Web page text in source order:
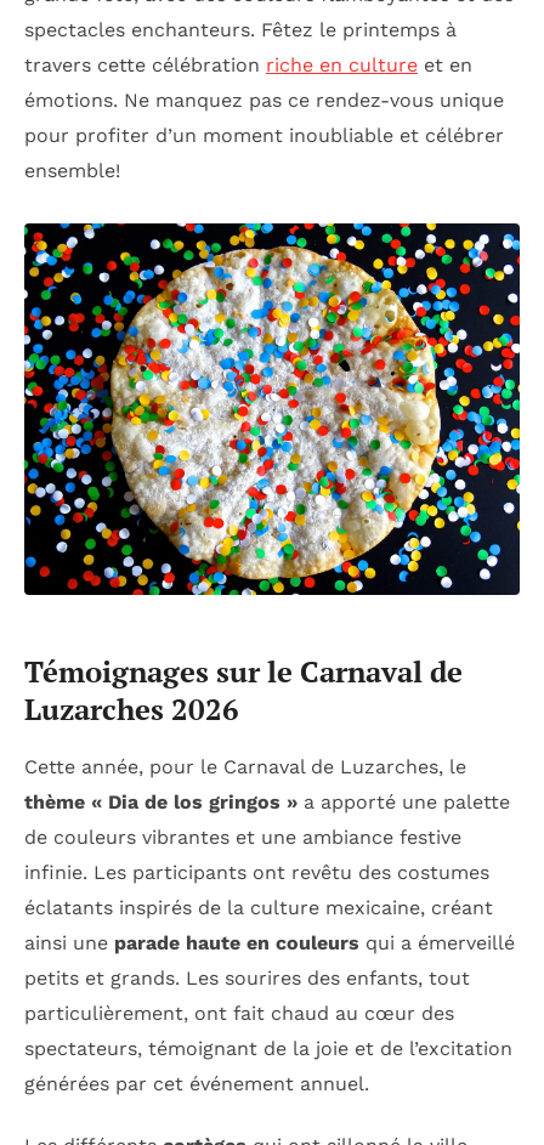
spectacles enchanteurs. Fêtez le printemps à
travers cette célébration riche en culture et en
émotions. Ne manquez pas ce rendez-vous unique
pour profiter d’un moment inoubliable et célébrer
ensemble!
Témoignages sur le Carnaval de
Luzarches 2026
Cette année, pour le Carnaval de Luzarches, le
thème « Dia de los gringos » a apporté une palette
de couleurs vibrantes et une ambiance festive
infinie. Les participants ont revêtu des costumes
éclatants inspirés de la culture mexicaine, créant
ainsi une parade haute en couleurs qui a émerveillé
petits et grands. Les sourires des enfants, tout
particulièrement, ont fait chaud au cœur des
spectateurs, témoignant de la joie et de l’excitation
générées par cet événement annuel.